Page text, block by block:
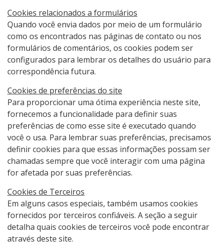
Cookies relacionados a formulários
Quando você envia dados por meio de um formulário
como os encontrados nas páginas de contato ou nos
formulários de comentários, os cookies podem ser
configurados para lembrar os detalhes do usuário para
correspondência futura.
Cookies de preferências do site
Para proporcionar uma ótima experiência neste site,
fornecemos a funcionalidade para definir suas
preferências de como esse site é executado quando
você o usa. Para lembrar suas preferências, precisamos
definir cookies para que essas informações possam ser
chamadas sempre que você interagir com uma página
for afetada por suas preferências.
Cookies de Terceiros
Em alguns casos especiais, também usamos cookies
fornecidos por terceiros confiáveis. A seção a seguir
detalha quais cookies de terceiros você pode encontrar
através deste site.